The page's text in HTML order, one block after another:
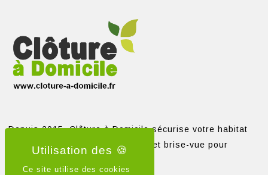
Depuis 2015, Clôture à Domicile sécurise votre habitat
avec clôtures, portails, grillages et brise-vue pour
Ce site utilise des cookies